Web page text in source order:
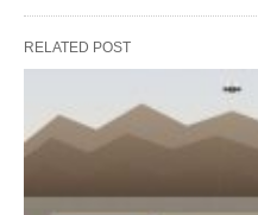
RELATED POST